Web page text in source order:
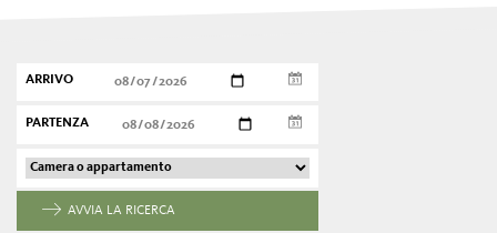
ARRIVO
PARTENZA
AVVIA LA RICERCA